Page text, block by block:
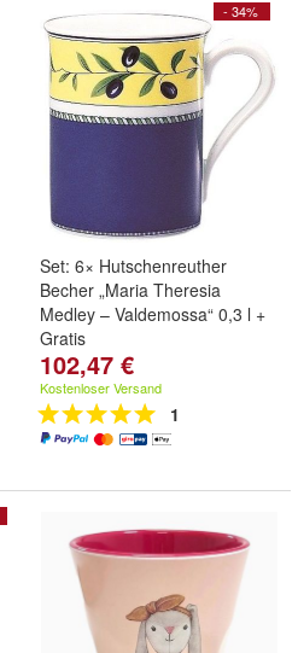
- 34%
Set: 6× Hutschenreuther
Becher „Maria Theresia
Medley – Valdemossa“ 0,3 l +
Gratis
102,47 €
Kostenloser Versand
1